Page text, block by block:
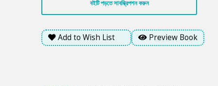
বইটি পড়তে সাবস্ক্রিপশন করুন
Add to Wish List Preview Book